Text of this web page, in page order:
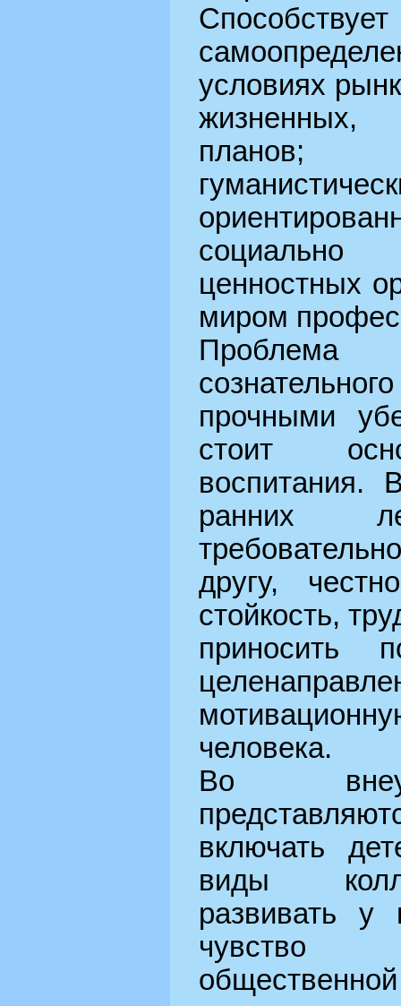
условиях
жизненных,
планов;
ценностных
миром
прочными
стоит
воспитания.
ранних
другу,
стойкость,
приносить
человека.
Во
включать
виды
развивать
чувство